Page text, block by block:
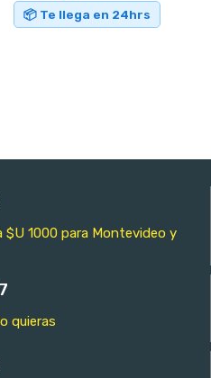
📦 Te llega en 24hrs
$U 1000 para Montevideo y
quieras